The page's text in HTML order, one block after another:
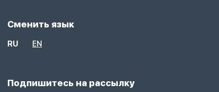
Сменить язык
RU EN
Подпишитесь на рассылку